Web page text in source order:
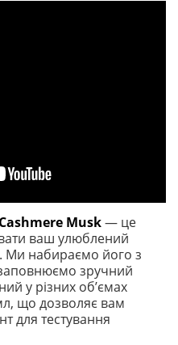
Musk— це
ваш улюблений
Ми набираємо його з
зручний
у різних обʼємах
що дозволяє вам
для тестування